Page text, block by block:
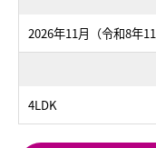
2026年11月（令和8年11
4LDK